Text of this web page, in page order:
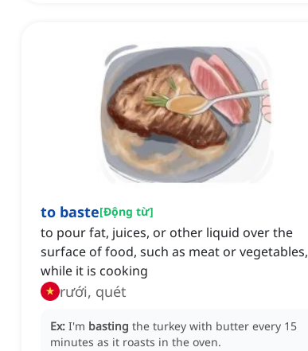
to baste[Động từ]
to pour fat, juices, or other liquid over the
surface of food, such as meat or vegetables,
while it is cooking
rưới, quét
Ex: I'm basting the turkey with butter every 15
minutes as it roasts in the oven.